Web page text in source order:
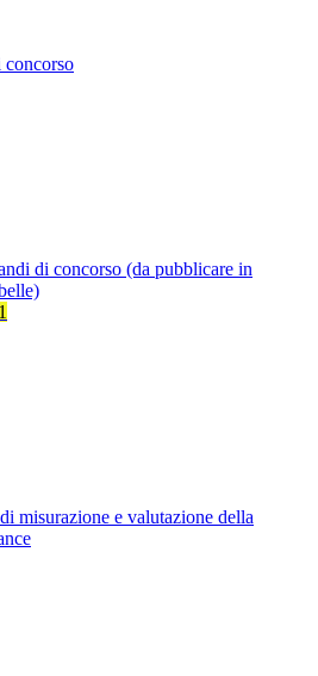
di concorso (da pubblicare in
misurazione e valutazione della